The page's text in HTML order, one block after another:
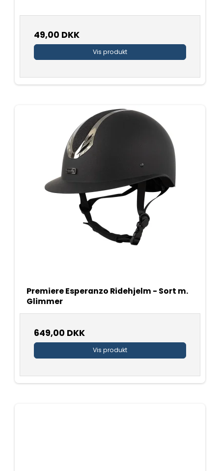
49,00 DKK
Vis produkt
Premiere Esperanzo Ridehjelm - Sort m.
Glimmer
649,00 DKK
Vis produkt